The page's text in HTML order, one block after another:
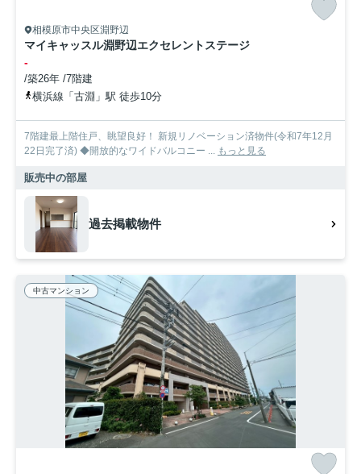
相模原市中央区淵野辺
マイキャッスル淵野辺エクセレントステージ
-
/築26年 /7階建
横浜線「古淵」駅 徒歩10分
7階建最上階住戸、眺望良好！ 新規リノベーション済物件(令和7年12月
22日完了済) ◆開放的なワイドバルコニー ...
もっと見る
販売中の部屋
過去掲載物件
中古マンション